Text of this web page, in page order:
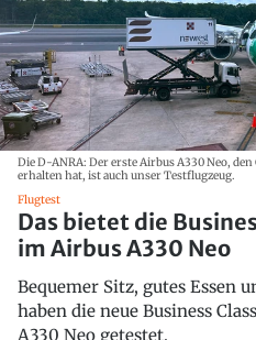
Die D-ANRA: Der erste Airbus A330 Neo,
erhalten hat, ist auch unser Testflugzeug.
Flugtest
Das bietet die
im Airbus A330 Neo
Bequemer Sitz, gutes Essen
haben die neue Business
A330 Neo getestet.